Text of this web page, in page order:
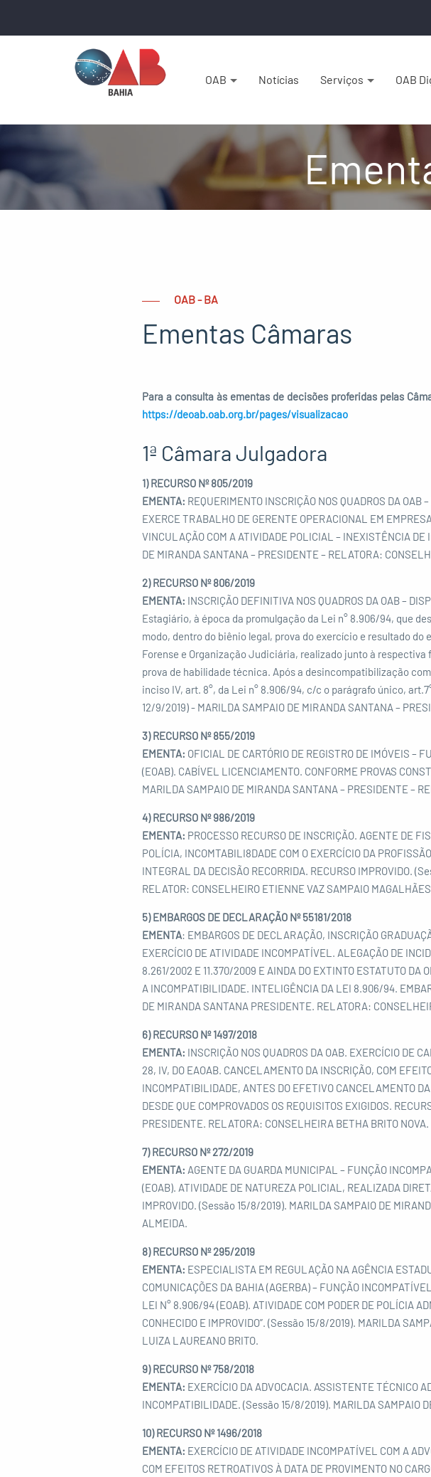
OAB Notícias Serviços OAB
OAB - BA
Ementas Câmaras
Para a consulta às ementas de decisões proferidas pelas
https://deoab.oab.org.br/pages/visualizacao
1ª Câmara Julgadora
1) RECURSO Nº 805/2019
EMENTA: REQUERIMENTO INSCRIÇÃO NOS QUADROS DA
EXERCE TRABALHO DE GERENTE OPERACIONAL EM
VINCULAÇÃO COM A ATIVIDADE POLICIAL – INEXISTÊNCIA
DE MIRANDA SANTANA – PRESIDENTE – RELATORA:
2) RECURSO Nº 806/2019
EMENTA: INSCRIÇÃO DEFINITIVA NOS QUADROS DA OAB –
Estagiário, à época da promulgação da Lei n° 8.906/94, que
modo, dentro do biênio legal, prova do exercício e resultado
Forense e Organização Judiciária, realizado junto à
prova de habilidade técnica. Após a desincompatibilização
inciso IV, art. 8°, da Lei n° 8.906/94, c/c o parágrafo único,
12/9/2019) - MARILDA SAMPAIO DE MIRANDA SANTANA –
3) RECURSO Nº 855/2019
EMENTA: OFICIAL DE CARTÓRIO DE REGISTRO DE IMÓVEIS –
(EOAB). CABÍVEL LICENCIAMENTO. CONFORME PROVAS
MARILDA SAMPAIO DE MIRANDA SANTANA – PRESIDENTE –
4) RECURSO Nº 986/2019
EMENTA: PROCESSO RECURSO DE INSCRIÇÃO. AGENTE DE
POLÍCIA, INCOMTABILI8DADE COM O EXERCÍCIO DA
INTEGRAL DA DECISÃO RECORRIDA. RECURSO IMPROVIDO.
RELATOR: CONSELHEIRO ETIENNE VAZ SAMPAIO
5) EMBARGOS DE DECLARAÇÃO Nº 55181/2018
EMENTA: EMBARGOS DE DECLARAÇÃO, INSCRIÇÃO
EXERCÍCIO DE ATIVIDADE INCOMPATÍVEL. ALEGAÇÃO DE
8.261/2002 E 11.370/2009 E AINDA DO EXTINTO ESTATUTO DA
A INCOMPATIBILIDADE. INTELIGÊNCIA DA LEI 8.906/94.
DE MIRANDA SANTANA PRESIDENTE. RELATORA:
6) RECURSO Nº 1497/2018
EMENTA: INSCRIÇÃO NOS QUADROS DA OAB. EXERCÍCIO DE
28, IV, DO EAOAB. CANCELAMENTO DA INSCRIÇÃO, COM
INCOMPATIBILIDADE, ANTES DO EFETIVO CANCELAMENTO
DESDE QUE COMPROVADOS OS REQUISITOS EXIGIDOS.
PRESIDENTE. RELATORA: CONSELHEIRA BETHA BRITO NOVA.
7) RECURSO Nº 272/2019
EMENTA: AGENTE DA GUARDA MUNICIPAL – FUNÇÃO
(EOAB). ATIVIDADE DE NATUREZA POLICIAL, REALIZADA
IMPROVIDO. (Sessão 15/8/2019). MARILDA SAMPAIO DE
ALMEIDA.
8) RECURSO Nº 295/2019
EMENTA: ESPECIALISTA EM REGULAÇÃO NA AGÊNCIA
COMUNICAÇÕES DA BAHIA (AGERBA) – FUNÇÃO
LEI N° 8.906/94 (EOAB). ATIVIDADE COM PODER DE POLÍCIA
CONHECIDO E IMPROVIDO”. (Sessão 15/8/2019). MARILDA
LUIZA LAUREANO BRITO.
9) RECURSO Nº 758/2018
EMENTA: EXERCÍCIO DA ADVOCACIA. ASSISTENTE TÉCNICO
INCOMPATIBILIDADE. (Sessão 15/8/2019). MARILDA SAMPAIO
10) RECURSO Nº 1496/2018
EMENTA: EXERCÍCIO DE ATIVIDADE INCOMPATÍVEL COM A
COM EFEITOS RETROATIVOS À DATA DE PROVIMENTO NO